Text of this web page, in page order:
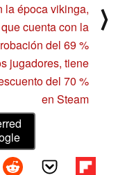
la época vikinga,
que cuenta con la
del 69 %
jugadores, tiene
del 70 %
en Steam
⟩